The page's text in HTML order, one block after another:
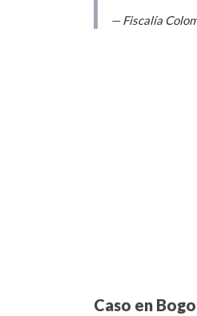
— Fiscalía
Caso en